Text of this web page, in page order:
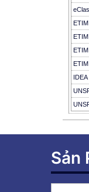
ETIM
ETIM
ETIM
ETIM
IDEA
Sản